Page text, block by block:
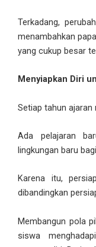
Terkadang,
menambahkan
yang cukup besar
Menyiapkan Diri
Setiap tahun ajaran
Ada pelajaran
lingkungan baru
Karena itu,
dibandingkan
Membangun pola
siswa